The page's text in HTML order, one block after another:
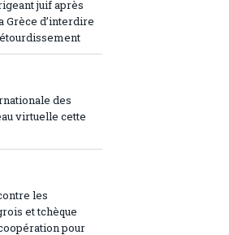
juif après
Grèce d’interdire
étourdissement
des
virtuelle cette
les
et tchèque
pour